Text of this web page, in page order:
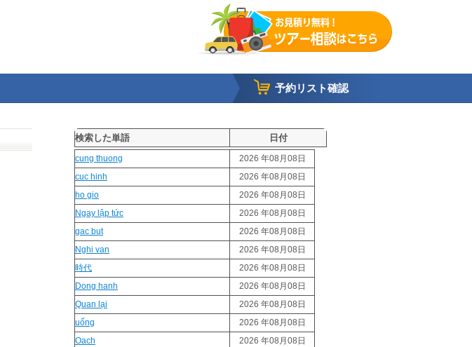
予約リスト確認
検索した単語 日付
cung thuong
2026 年08月08日
cuc hinh
2026 年08月08日
ho gio
2026 年08月08日
Ngay lập tức
2026 年08月08日
gac but
2026 年08月08日
Nghi van
2026 年08月08日
時代
2026 年08月08日
Dong hanh
2026 年08月08日
Quan lại
2026 年08月08日
uống
2026 年08月08日
Oach
2026 年08月08日